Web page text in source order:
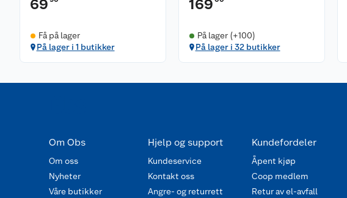
69
Få på lager
På lager i 1 butikker
169
På lager (+100)
På lager i 32 butikker
Om Obs
Om oss
Nyheter
Våre butikker
Hjelp og support
Kundeservice
Kontakt oss
Angre- og returrett
Kundefordeler
Åpent kjøp
Coop medlem
Retur av el-avfall